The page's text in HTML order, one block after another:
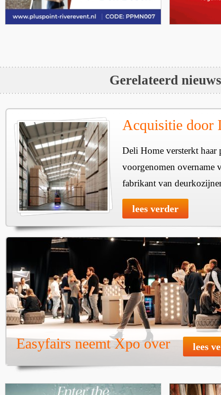
Gerelateerd nieuws
Acquisitie door
Deli Home versterkt haar
voorgenomen overname
fabrikant van
lees verder
Easyfairs neemt Xpo over lees